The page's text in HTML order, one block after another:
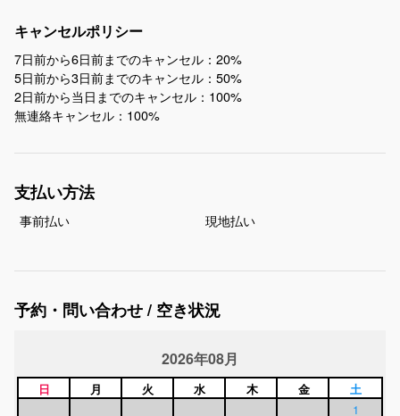
キャンセルポリシー
7日前から6日前までのキャンセル：20%
5日前から3日前までのキャンセル：50%
2日前から当日までのキャンセル：100%
無連絡キャンセル：100%
支払い方法
事前払い 現地払い
予約・問い合わせ / 空き状況
2026年08月
日 月 火 水 木 金 土
1